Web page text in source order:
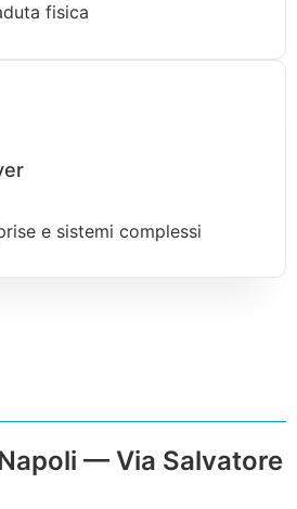
fisica
e sistemi complessi
— Via Salvatore